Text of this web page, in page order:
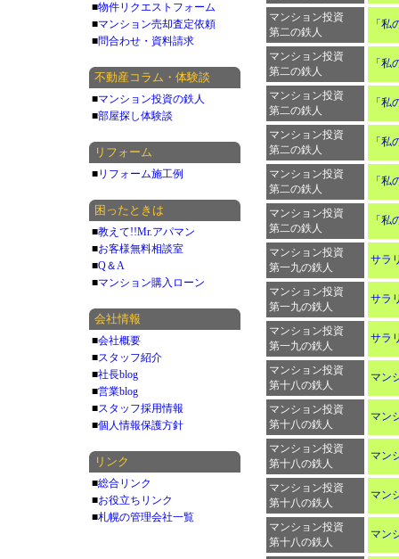
マンション投資
第二の鉄人
「
マンション投資
第二の鉄人
「
マンション投資
第二の鉄人
「
マンション投資
第二の鉄人
「
マンション投資
第二の鉄人
「
マンション投資
第二の鉄人
「私
マンション投資
第一九の鉄人
サラ
マンション投資
第一九の鉄人
サラ
マンション投資
第一九の鉄人
サラ
マンション投資
第十八の鉄人
マン
マンション投資
第十八の鉄人
マン
マンション投資
第十八の鉄人
マン
マンション投資
第十八の鉄人
マン
マンション投資
第十八の鉄人
マン
■物件リクエストフォーム
■マンション売却査定依頼
■問合わせ・資料請求
不動産コラム・体験談
■マンション投資の鉄人
■部屋探し体験談
リフォーム
■リフォーム施工例
困ったときは
■教えて!!Mr.アパマン
■お客様無料相談室
■Q＆A
■マンション購入ローン
会社情報
■会社概要
■スタッフ紹介
■社長blog
■営業blog
■スタッフ採用情報
■個人情報保護方針
リンク
■総合リンク
■お役立ちリンク
■札幌の管理会社一覧